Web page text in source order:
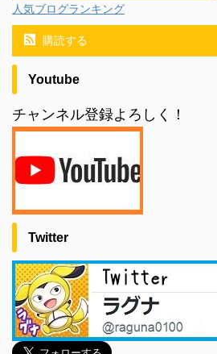
人気ブログランキング
購読する
Youtube
チャンネル登録よろしく！
Twitter